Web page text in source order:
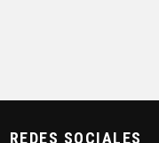
_REDES SOCIALES